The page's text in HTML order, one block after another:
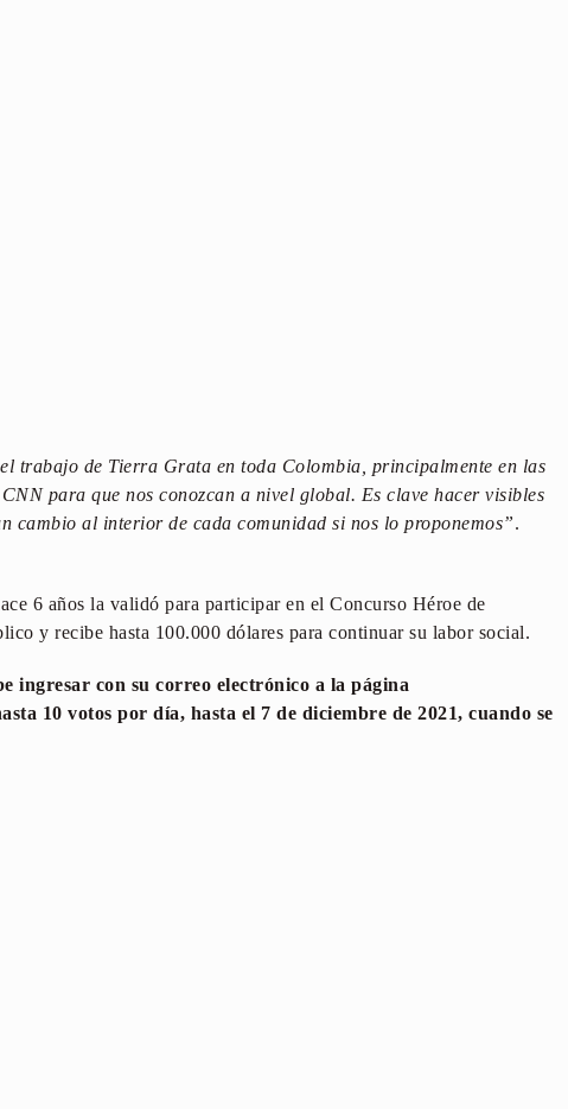
trabajo de Tierra Grata en toda Colombia, principalmente en las
para que nos conozcan a nivel global. Es clave hacer visibles
cambio al interior de cada comunidad si nos lo proponemos”.
6 años la validó para participar en el Concurso Héroe de
y recibe hasta 100.000 dólares para continuar su labor social.
ingresar con su correo electrónico a la página
10 votos por día, hasta el 7 de diciembre de 2021, cuando se